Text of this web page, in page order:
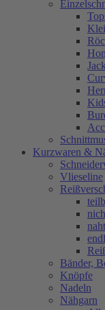
Kurzwaren &
Vlieseline
Bänder,
Knöpfe
Nadeln
Nähgarn